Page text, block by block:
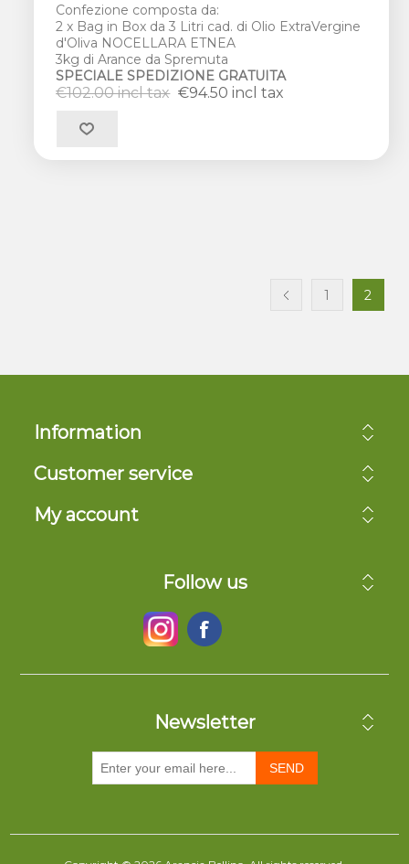
Confezione composta da:
2 x Bag in Box da 3 Litri cad. di Olio ExtraVergine
d'Oliva NOCELLARA ETNEA
3kg di Arance da Spremuta
SPECIALE SPEDIZIONE GRATUITA
€102.00 incl tax €94.50 incl tax
1 2
Information
Customer service
My account
Follow us
Newsletter
SEND